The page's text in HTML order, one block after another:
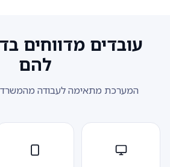
עובדים מדווחים
להם
המערכת מתאימה לעבודה